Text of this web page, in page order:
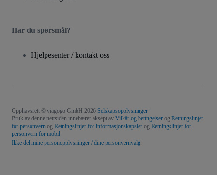
Har du spørsmål?
Hjelpesenter / kontakt oss
Opphavsrett © viagogo GmbH 2026 Selskapsopplysninger
Bruk av denne nettsiden innebærer aksept av Vilkår og betingelser og Retningslinjer
for personvern og Retningslinjer for informasjonskapsler og Retningslinjer for
personvern for mobil
Ikke del mine personopplysninger / dine personvernvalg.